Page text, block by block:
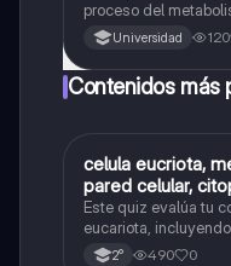
proceso del
de nutrientes hasta
para estudiantes
transforma la energía
Universidad 120
Contenidos más
CBiología
celula eucriota,
pared celular, citoplasma y
nombre se las
Este quiz evalúa tu
eucariota,
núcleo, pared
2° 490 0